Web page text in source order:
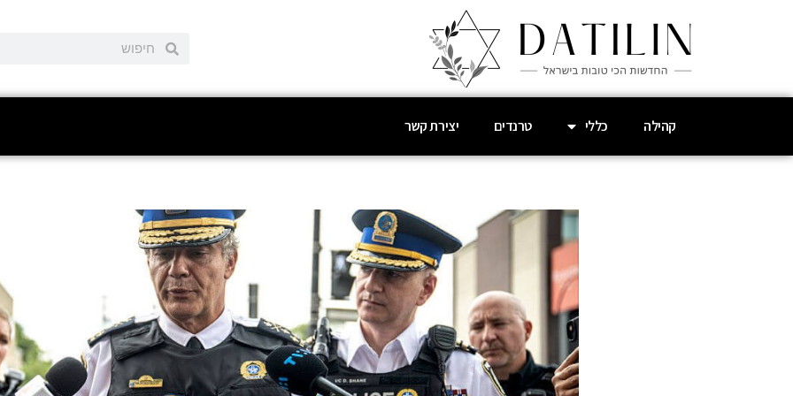
קהילה כללי טרנדים יצירת קשר